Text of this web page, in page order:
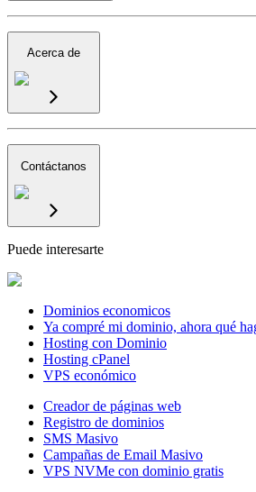
Acerca de
Contáctanos
Puede interesarte
Dominios economicos
Ya compré mi dominio, ahora qué
Hosting con Dominio
Hosting cPanel
VPS económico
Creador de páginas web
Registro de dominios
SMS Masivo
Campañas de Email Masivo
VPS NVMe con dominio gratis